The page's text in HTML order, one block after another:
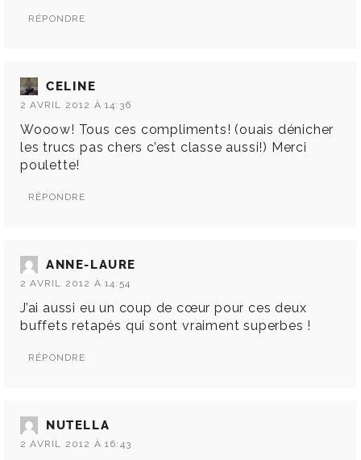
RÉPONDRE
CELINE
2 AVRIL 2012 À 14:36
Wooow! Tous ces compliments! (ouais dénicher
les trucs pas chers c’est classe aussi!) Merci
poulette!
RÉPONDRE
ANNE-LAURE
2 AVRIL 2012 À 14:54
J’ai aussi eu un coup de cœur pour ces deux
buffets retapés qui sont vraiment superbes !
RÉPONDRE
NUTELLA
2 AVRIL 2012 À 16:43